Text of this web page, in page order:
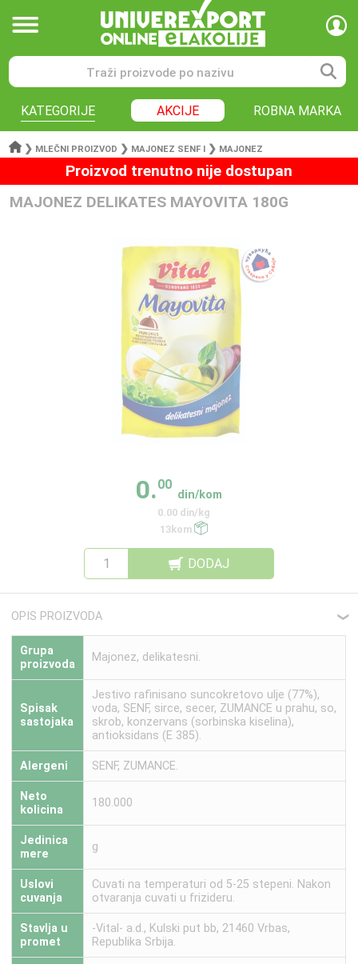
KATEGORIJE AKCIJE ROBNA MARKA
❯ MLEČNI PROIZVOD ❯ MAJONEZ SENF I ❯ MAJONEZ
Proizvod trenutno nije dostupan
MAJONEZ DELIKATES MAYOVITA 180G
0.00
din/kom
0.00 din/kg
13kom
DODAJ
OPIS PROIZVODA ❮
Grupa
proizvoda
Majonez, delikatesni.
Spisak
sastojaka
Jestivo rafinisano suncokretovo ulje (77%),
voda, SENF, sirce, secer, ZUMANCE u prahu, so,
skrob, konzervans (sorbinska kiselina),
antioksidans (E 385).
Alergeni SENF, ZUMANCE.
Neto
kolicina
180.000
Jedinica
mere
g
Uslovi
cuvanja
Cuvati na temperaturi od 5-25 stepeni. Nakon
otvaranja cuvati u frizideru.
Stavlja u
promet
-Vital- a.d., Kulski put bb, 21460 Vrbas,
Republika Srbija.